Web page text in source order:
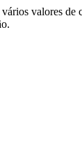
valores de